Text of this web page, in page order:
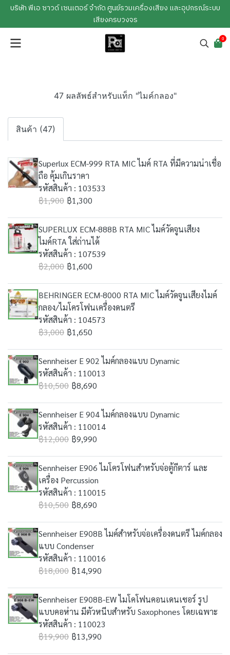
บริษัท พีเอ ซาวด์ เซนเตอร์ จำกัด ศูนย์รวมเครื่องเสียง และอุปกรณ์ระบบ
เสียงครบวงจร
0
47 ผลลัพธ์สำหรับแท็ก "ไมค์กลอง"
สินค้า (47)
Superlux ECM-999 RTA MIC ไมค์ RTA ที่มีความน่าเชื่อ
ถือ คุ้มเกินราคา
รหัสสินค้า : 103533
฿1,900 ฿1,300
SUPERLUX ECM-888B RTA MIC ไมค์วัดจูนเสียง
ไมค์RTA ใส่ถ่านได้
รหัสสินค้า : 107539
฿2,000 ฿1,600
BEHRINGER ECM-8000 RTA MIC ไมค์วัดจูนเสียงไมค์
กลอง/ไมโครโฟนเครื่องดนตรี
รหัสสินค้า : 104573
฿3,000 ฿1,650
Sennheiser E 902 ไมค์กลองแบบ Dynamic
รหัสสินค้า : 110013
฿10,500 ฿8,690
Sennheiser E 904 ไมค์กลองแบบ Dynamic
รหัสสินค้า : 110014
฿12,000 ฿9,990
Sennheiser E906 ไมโครโฟนสำหรับจ่อตู้กีตาร์ และ
เครื่อง Percussion
รหัสสินค้า : 110015
฿10,500 ฿8,690
Sennheiser E908B ไมค์สำหรับจ่อเครื่องดนตรี ไมค์กลอง
แบบ Condenser
รหัสสินค้า : 110016
฿18,000 ฿14,990
Sennheiser E908B-EW ไมโคโฟนคอนเดนเซอร์ รูป
แบบคอห่าน มีตัวหนีบสำหรับ Saxophones โดยเฉพาะ
รหัสสินค้า : 110023
฿19,900 ฿13,990